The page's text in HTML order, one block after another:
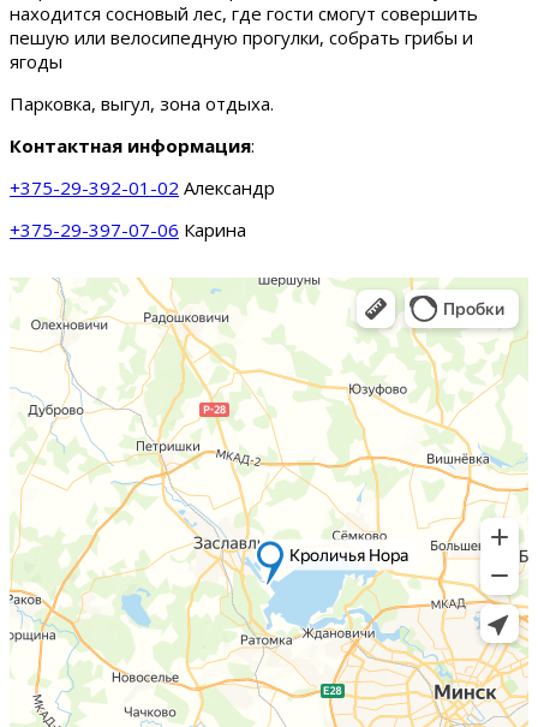
находится сосновый лес, где гости смогут совершить
пешую или велосипедную прогулки, собрать грибы и
ягоды
Парковка, выгул, зона отдыха.
Контактная информация:
+375-29-392-01-02 Александр
+375-29-397-07-06 Карина